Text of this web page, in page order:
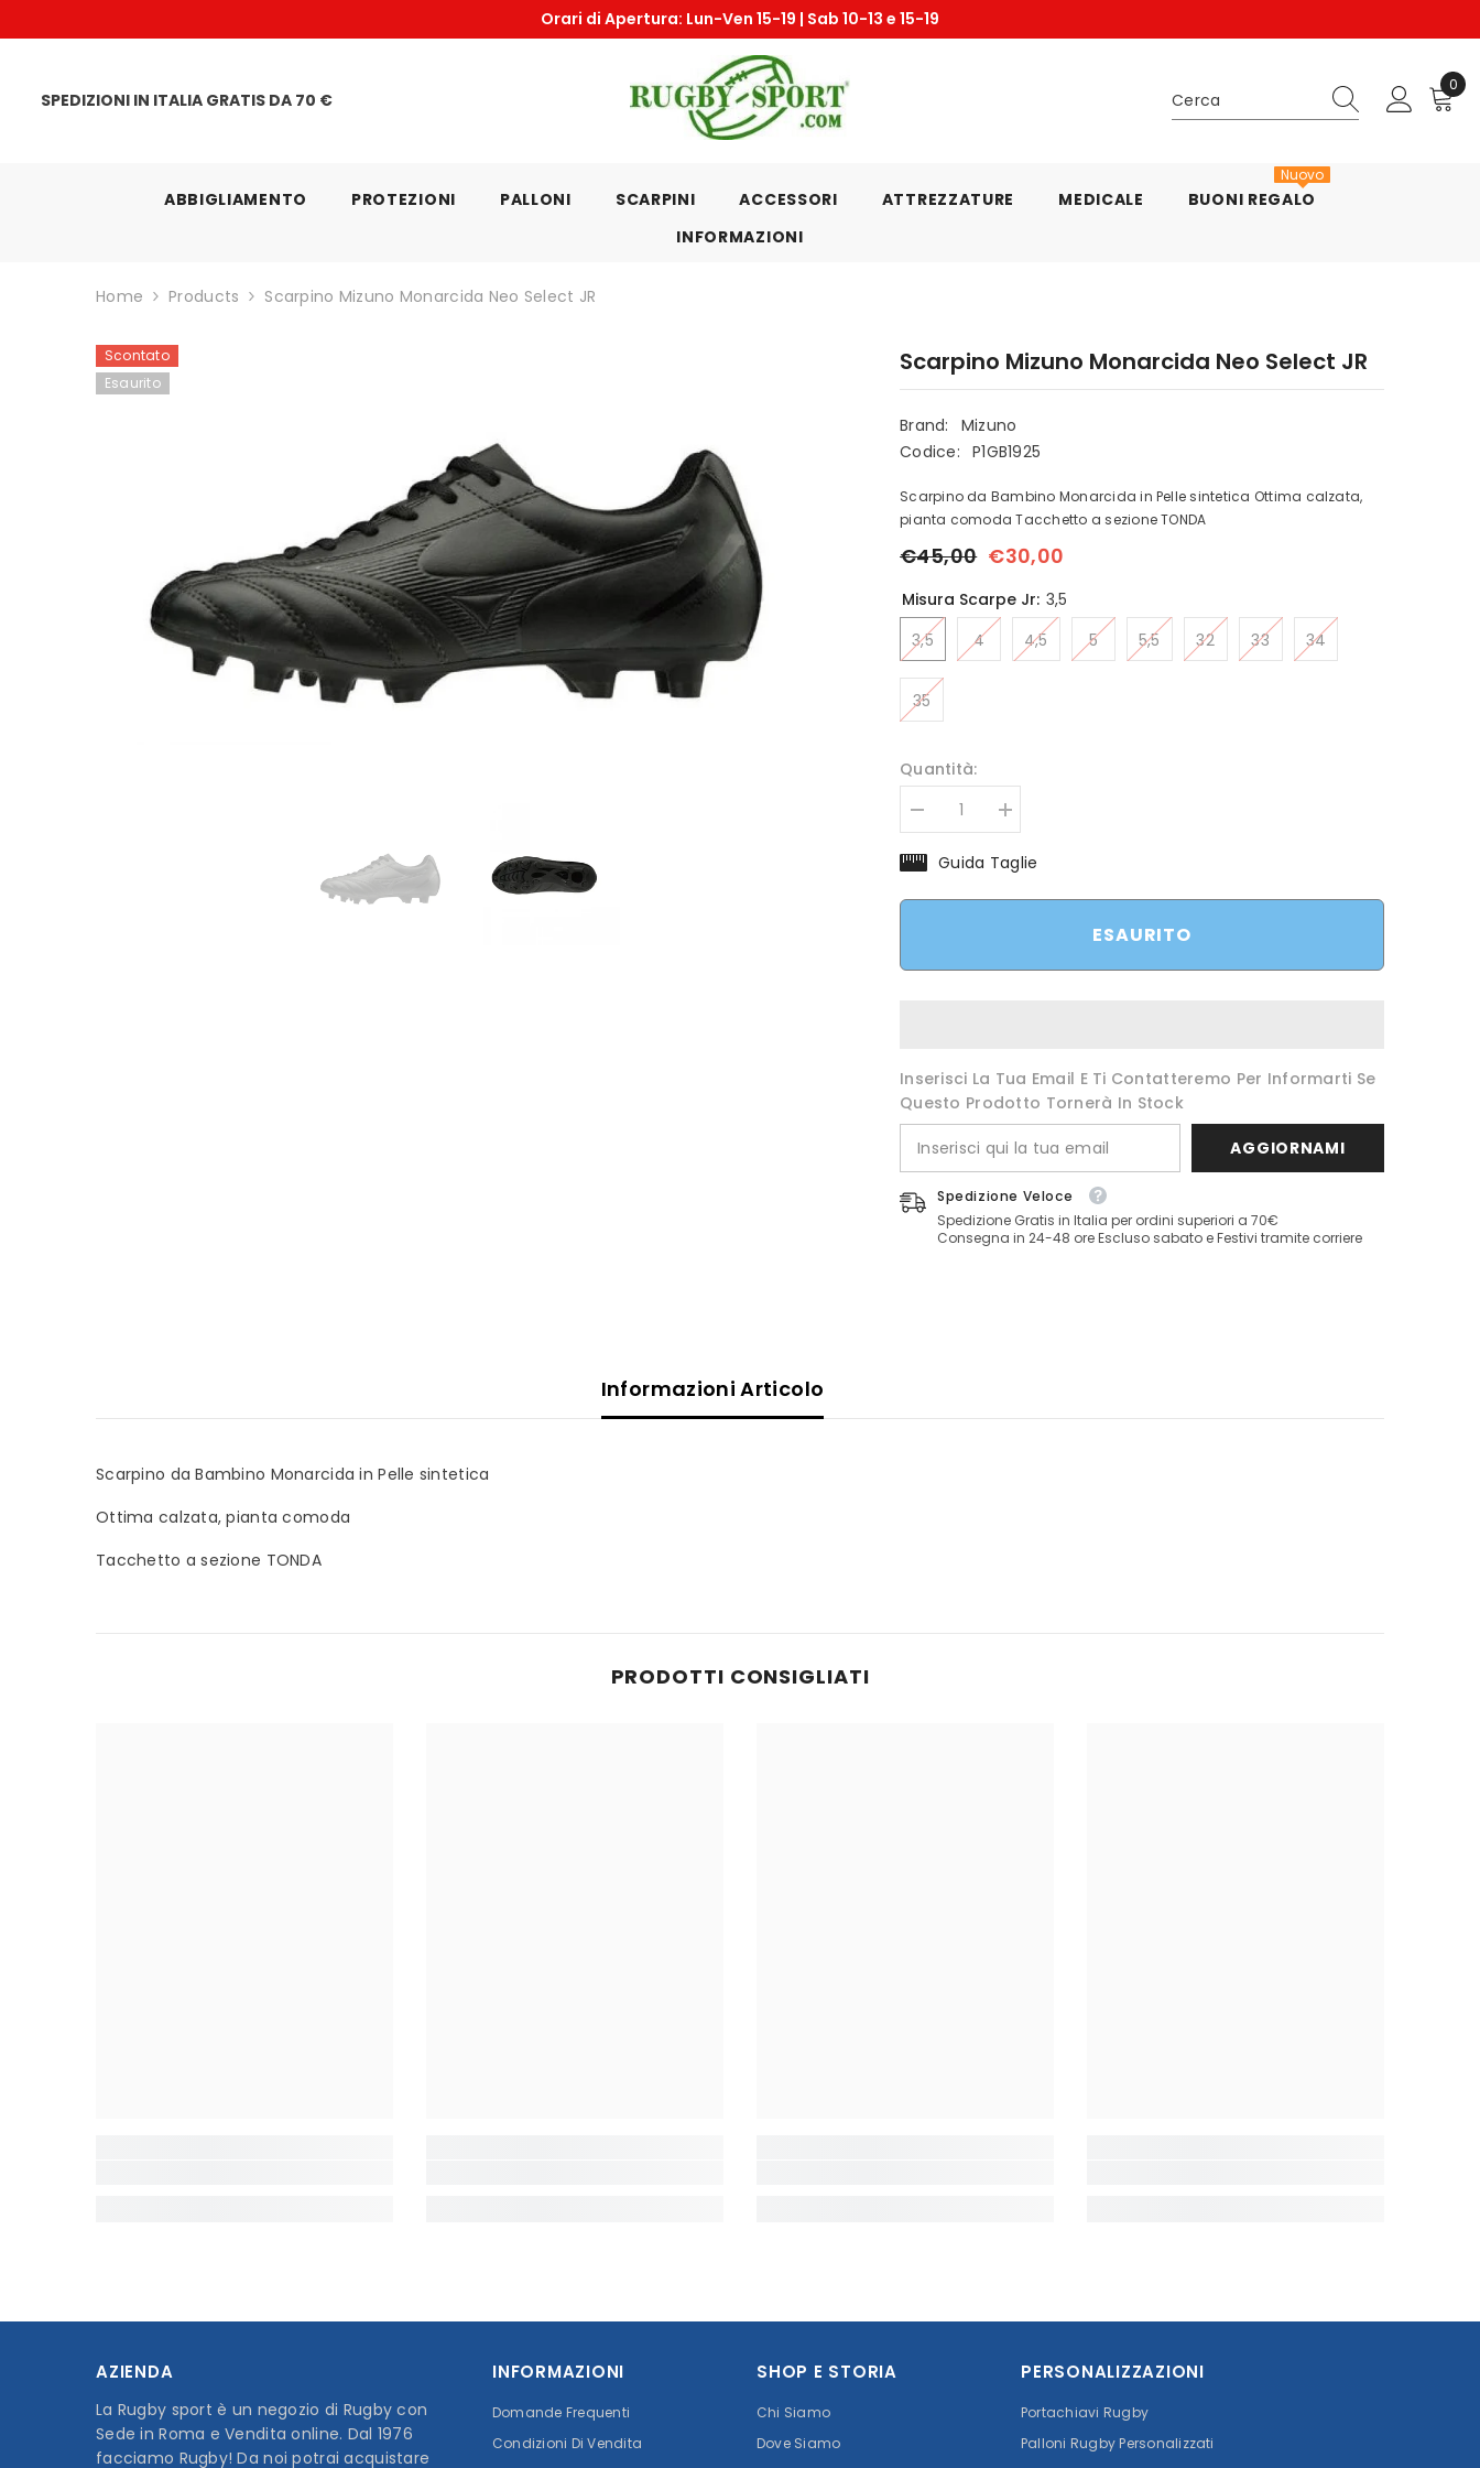
Orari di Apertura: Lun-Ven 15-19 | Sab 10-13 e 15-19
SPEDIZIONI IN ITALIA GRATIS DA 70 €
0
0
ABBIGLIAMENTO PROTEZIONI PALLONI SCARPINI ACCESSORI ATTREZZATURE MEDICALE BUONI REGALO
Nuovo
INFORMAZIONI
Home Products Scarpino Mizuno Monarcida Neo Select JR
Scontato
Esaurito
Scarpino Mizuno Monarcida Neo Select JR
Brand:
Mizuno
Codice:
P1GB1925
Scarpino da Bambino Monarcida in Pelle sintetica Ottima calzata,
pianta comoda Tacchetto a sezione TONDA
€45,00 €30,00
Misura Scarpe Jr: 3,5
3,5
4 4,5 5 5,5 32 33 34
35
Quantità:
Diminuisci
quantità
per
Scarpino
Monarcida
Aumenta
quantità
Scarpino
Monarcida
Guida Taglie
ESAURITO
Inserisci La Tua Email E Ti Contatteremo Per Informarti Se
Questo Prodotto Tornerà In Stock
AGGIORNAMI
Spedizione Veloce
Spedizione Gratis in Italia per ordini superiori a 70€
Consegna in 24-48 ore Escluso sabato e Festivi tramite corriere
Informazioni Articolo
Scarpino da Bambino Monarcida in Pelle sintetica
Ottima calzata, pianta comoda
Tacchetto a sezione TONDA
PRODOTTI CONSIGLIATI
AZIENDA
La Rugby sport è un negozio di Rugby con
Sede in Roma e Vendita online. Dal 1976
facciamo Rugby! Da noi potrai acquistare
INFORMAZIONI
Domande Frequenti
Condizioni Di Vendita
SHOP E STORIA
Chi Siamo
Dove Siamo
PERSONALIZZAZIONI
Portachiavi Rugby
Palloni Rugby Personalizzati